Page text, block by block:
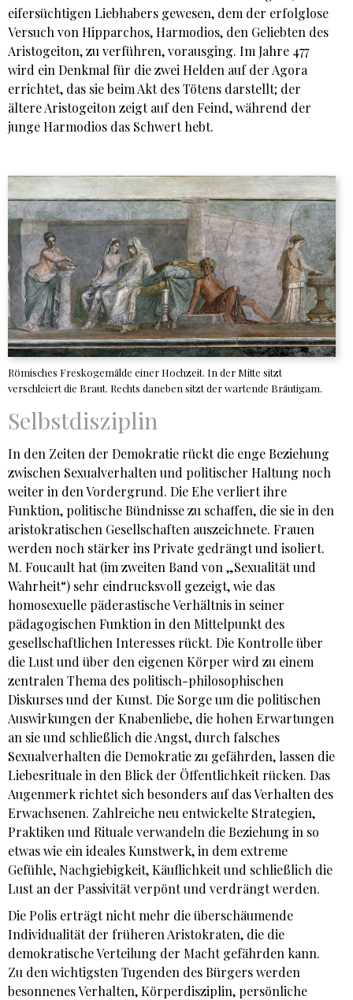
eifersüchtigen Liebhabers gewesen, dem der erfolglose
Versuch von Hipparchos, Harmodios, den Geliebten des
Aristogeiton, zu verführen, vorausging. Im Jahre 477
wird ein Denkmal für die zwei Helden auf der Agora
errichtet, das sie beim Akt des Tötens darstellt; der
ältere Aristogeiton zeigt auf den Feind, während der
junge Harmodios das Schwert hebt.
Römisches Freskogemälde einer Hochzeit. In der Mitte sitzt
verschleiert die Braut. Rechts daneben sitzt der wartende Bräutigam.
Selbstdisziplin
In den Zeiten der Demokratie rückt die enge Beziehung
zwischen Sexualverhalten und politischer Haltung noch
weiter in den Vordergrund. Die Ehe verliert ihre
Funktion, politische Bündnisse zu schaffen, die sie in den
aristokratischen Gesellschaften auszeichnete. Frauen
werden noch stärker ins Private gedrängt und isoliert.
M. Foucault hat (im zweiten Band von „Sexualität und
Wahrheit“) sehr eindrucksvoll gezeigt, wie das
homosexuelle päderastische Verhältnis in seiner
pädagogischen Funktion in den Mittelpunkt des
gesellschaftlichen Interesses rückt. Die Kontrolle über
die Lust und über den eigenen Körper wird zu einem
zentralen Thema des politisch-philosophischen
Diskurses und der Kunst. Die Sorge um die politischen
Auswirkungen der Knabenliebe, die hohen Erwartungen
an sie und schließlich die Angst, durch falsches
Sexualverhalten die Demokratie zu gefährden, lassen die
Liebesrituale in den Blick der Öffentlichkeit rücken. Das
Augenmerk richtet sich besonders auf das Verhalten des
Erwachsenen. Zahlreiche neu entwickelte Strategien,
Praktiken und Rituale verwandeln die Beziehung in so
etwas wie ein ideales Kunstwerk, in dem extreme
Gefühle, Nachgiebigkeit, Käuflichkeit und schließlich die
Lust an der Passivität verpönt und verdrängt werden.
Die Polis erträgt nicht mehr die überschäumende
Individualität der früheren Aristokraten, die die
demokratische Verteilung der Macht gefährden kann.
Zu den wichtigsten Tugenden des Bürgers werden
besonnenes Verhalten, Körperdisziplin, persönliche